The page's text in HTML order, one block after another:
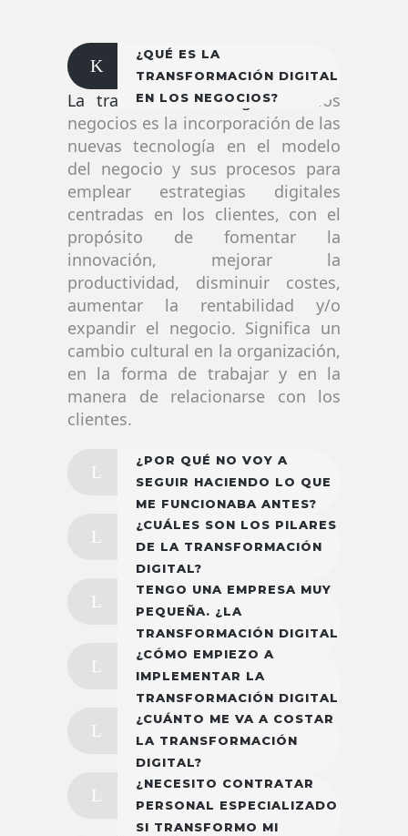
¿QUÉ ES LA
TRANSFORMACIÓN DIGITAL
EN LOS NEGOCIOS?
La transformación digitalen los
negocios es la incorporación de las
nuevas tecnología en el modelo
del negocio y sus procesos para
emplear estrategias digitales
centradas en los clientes, con el
propósito de fomentar la
innovación, mejorar la
productividad, disminuir costes,
aumentar la rentabilidad y/o
expandir el negocio. Significa un
cambio cultural en la organización,
en la forma de trabajar y en la
manera de relacionarse con los
clientes.
¿POR QUÉ NO VOY A
SEGUIR HACIENDO LO QUE
ME FUNCIONABA ANTES?
¿CUÁLES SON LOS PILARES
DE LA TRANSFORMACIÓN
DIGITAL?
TENGO UNA EMPRESA MUY
PEQUEÑA. ¿LA
TRANSFORMACIÓN DIGITAL
ES PARA MÍ?
¿CÓMO EMPIEZO A
IMPLEMENTAR LA
TRANSFORMACIÓN DIGITAL
EN MI NEGOCIO?
¿CUÁNTO ME VA A COSTAR
LA TRANSFORMACIÓN
DIGITAL?
¿NECESITO CONTRATAR
PERSONAL ESPECIALIZADO
SI TRANSFORMO MI